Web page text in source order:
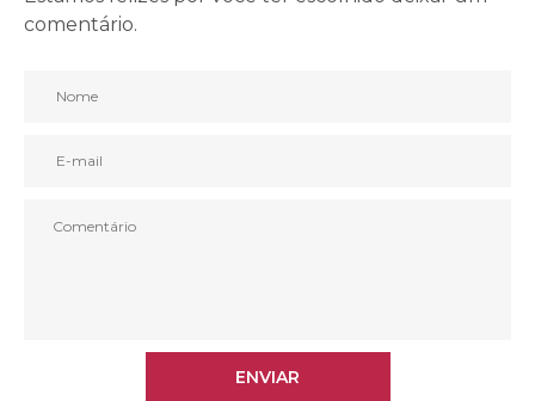
comentário.
ENVIAR